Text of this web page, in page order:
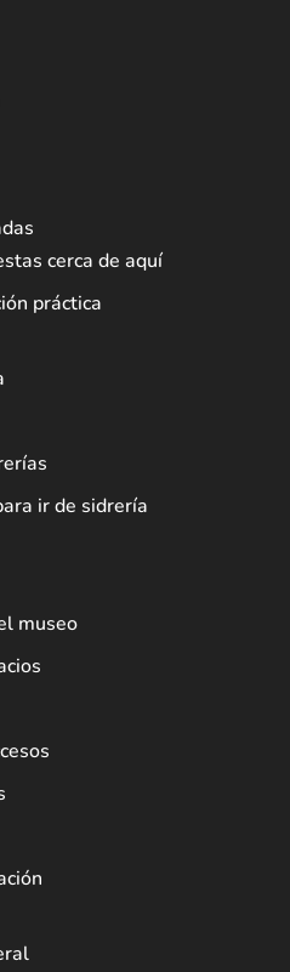
cerca de aquí
práctica
ir de sidrería
museo